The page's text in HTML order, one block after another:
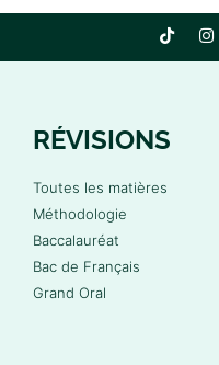
RÉVISIONS
Toutes les matières
Méthodologie
Baccalauréat
Bac de Français
Grand Oral